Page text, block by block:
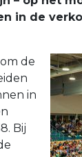
in de
de
in
Bij